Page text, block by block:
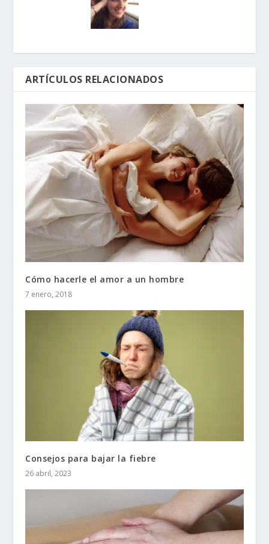
ARTÍCULOS RELACIONADOS
Cómo hacerle el amor a un hombre
7 enero, 2018
Consejos para bajar la fiebre
26 abril, 2023